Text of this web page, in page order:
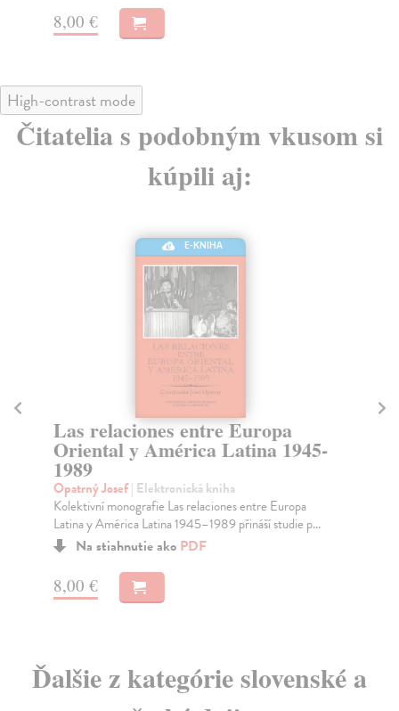
High-contrast mode
Čitatelia s podobným vkusom si
kúpili aj:
E-KNIHA
Las relaciones entre Europa
Oriental y América Latina 1945-
1989
Opatrný Josef| Elektronická kniha
Kolektivní monografie Las relaciones entre Europa
Latina y América Latina 1945–1989 přináší studie p...
Na stiahnutie ako PDF
8,00 €
Ďalšie z kategórie slovenské a